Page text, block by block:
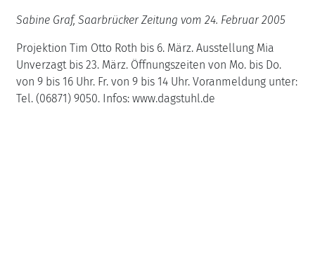
Sabine Graf, Saarbrücker Zeitung vom 24. Februar 2005
Projektion Tim Otto Roth bis 6. März. Ausstellung Mia
Unverzagt bis 23. März. Öffnungszeiten von Mo. bis Do.
von 9 bis 16 Uhr. Fr. von 9 bis 14 Uhr. Voranmeldung unter:
Tel. (06871) 9050. Infos: www.dagstuhl.de